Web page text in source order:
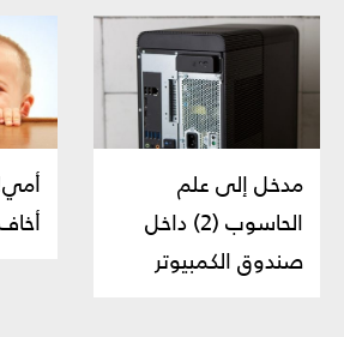
مدخل إلى علم
الحاسوب (2) داخل
صندوق الكمبيوتر
أخاف